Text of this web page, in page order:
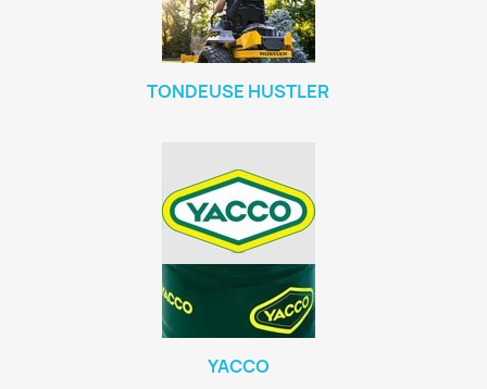
TONDEUSE HUSTLER
YACCO